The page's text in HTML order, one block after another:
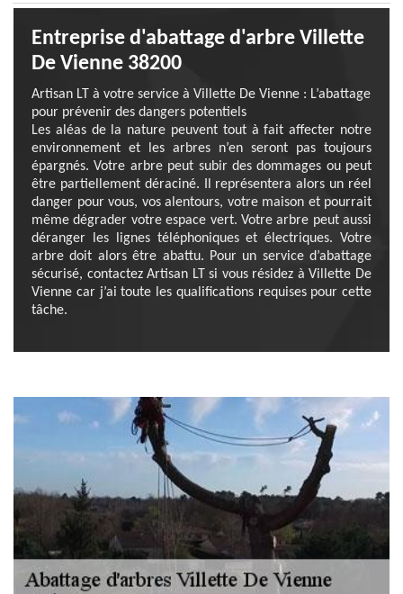
Entreprise d'abattage d'arbre Villette
De Vienne 38200
Artisan LT à votre service à Villette De Vienne : L’abattage
pour prévenir des dangers potentiels
Les aléas de la nature peuvent tout à fait affecter notre
environnement et les arbres n’en seront pas toujours
épargnés. Votre arbre peut subir des dommages ou peut
être partiellement déraciné. Il représentera alors un réel
danger pour vous, vos alentours, votre maison et pourrait
même dégrader votre espace vert. Votre arbre peut aussi
déranger les lignes téléphoniques et électriques. Votre
arbre doit alors être abattu. Pour un service d’abattage
sécurisé, contactez Artisan LT si vous résidez à Villette De
Vienne car j’ai toute les qualifications requises pour cette
tâche.